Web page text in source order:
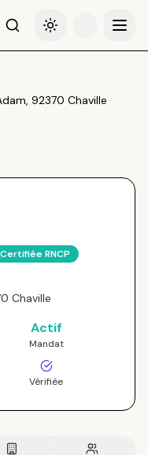
RechercheBasculer le thème
Menu
92370 Chaville
Certifiée RNCP
Chaville
Actif
Mandat
Vérifiée